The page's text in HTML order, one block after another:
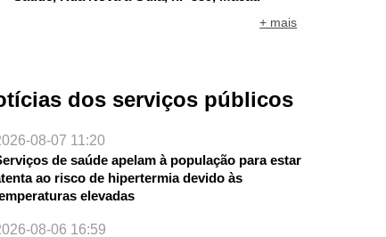
+ mais
dos serviços públicos
08-07 11:20
de saúde apelam à população para estar
ao risco de hipertermia devido às
elevadas
08-06 16:59